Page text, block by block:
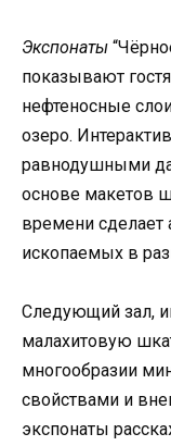
Экспонаты
показывают
нефтеносные
озеро.
равнодушными
основе макетов
времени сделает
ископаемых в
Следующий зал,
малахитовую
многообразии
свойствами и
экспонаты